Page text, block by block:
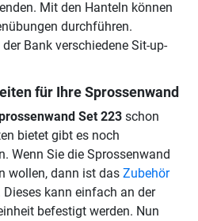
Mit den Hanteln können
durchführen.
Bank verschiedene Sit-up-
für Ihre Sprossenwand
Set 223 schon
bietet gibt es noch
Wenn Sie die Sprossenwand
wollen, dann ist das Zubehör
kann einfach an der
befestigt werden. Nun